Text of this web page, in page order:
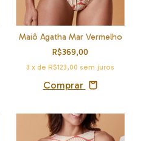
Maiô Agatha Mar Vermelho
R$369,00
3 x de R$123,00 sem juros
Comprar